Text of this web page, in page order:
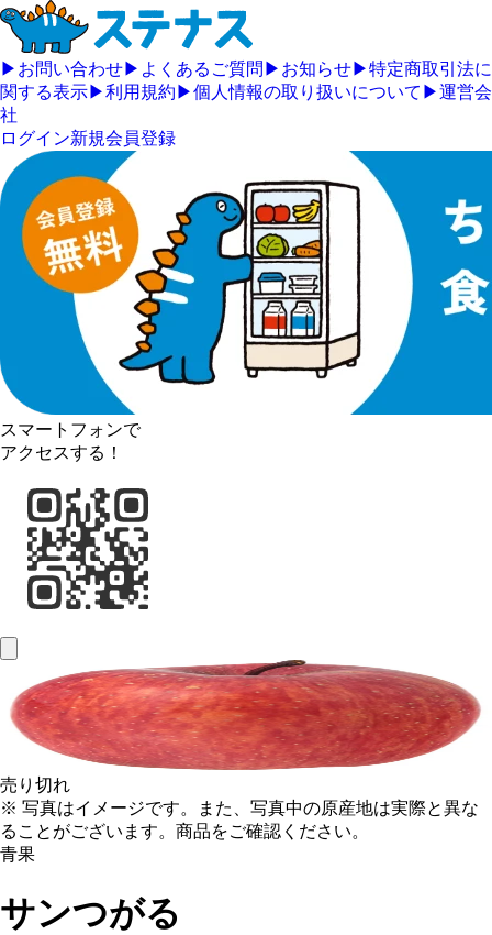
▶ お問い合わせ▶ よくあるご質問 ▶ お知らせ▶特定商取引法に
関する表示▶利用規約 ▶個人情報の取り扱いについて ▶運営会
社
ログイン新規会員登録
スマートフォンで
アクセスする！
売り切れ
※ 写真はイメージです。また、写真中の原産地は実際と異な
ることがございます。商品をご確認ください。
青果
サンつがる